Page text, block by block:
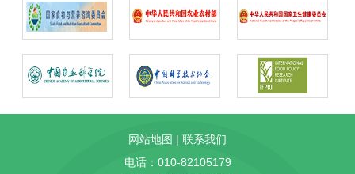
网站地图 | 联系我们
电话：010-82105179